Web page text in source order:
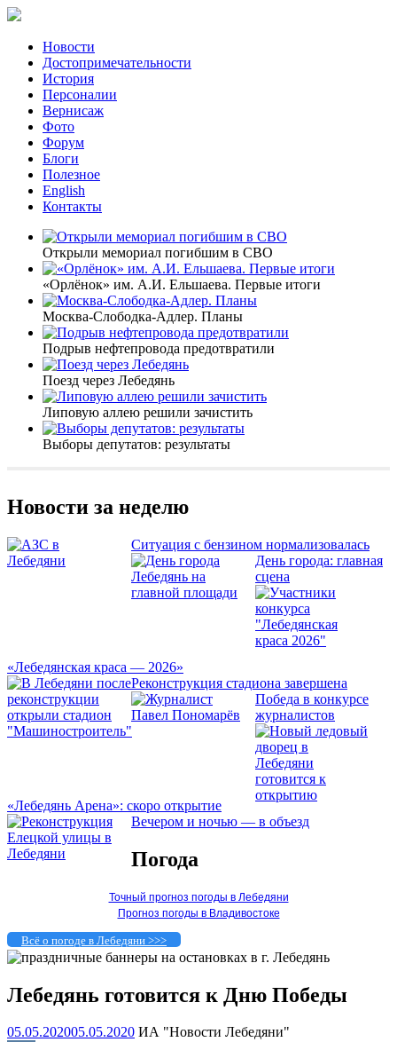
Новости
Достопримечательности
История
Персоналии
Вернисаж
Фото
Форум
Блоги
Полезное
English
Контакты
Открыли мемориал погибшим в СВО
«Орлёнок» им. А.И. Ельшаева. Первые итоги
Москва-Слободка-Адлер. Планы
Подрыв нефтепровода предотвратили
Поезд через Лебедянь
Липовую аллею решили зачистить
Выборы депутатов: результаты
Новости за неделю
Ситуация с бензином нормализовалась
День города: главная
сцена
«Лебедянская краса — 2026»
Реконструкция стадиона завершена
Победа в конкурсе
журналистов
«Лебедянь Арена»: скоро открытие
Вечером и ночью — в объезд
Погода
Точный прогноз погоды в Лебедяни
Прогноз погоды в Владивостоке
Всё о погоде в Лебедяни >>>
Лебедянь готовится к Дню Победы
05.05.202005.05.2020 ИА "Новости Лебедяни"